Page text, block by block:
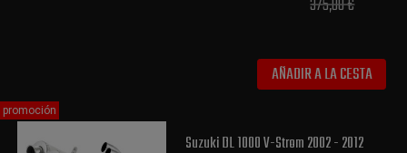
AÑADIR A LA CESTA
Suzuki DL 1000 V-Strom 2002 - 2012
promoción